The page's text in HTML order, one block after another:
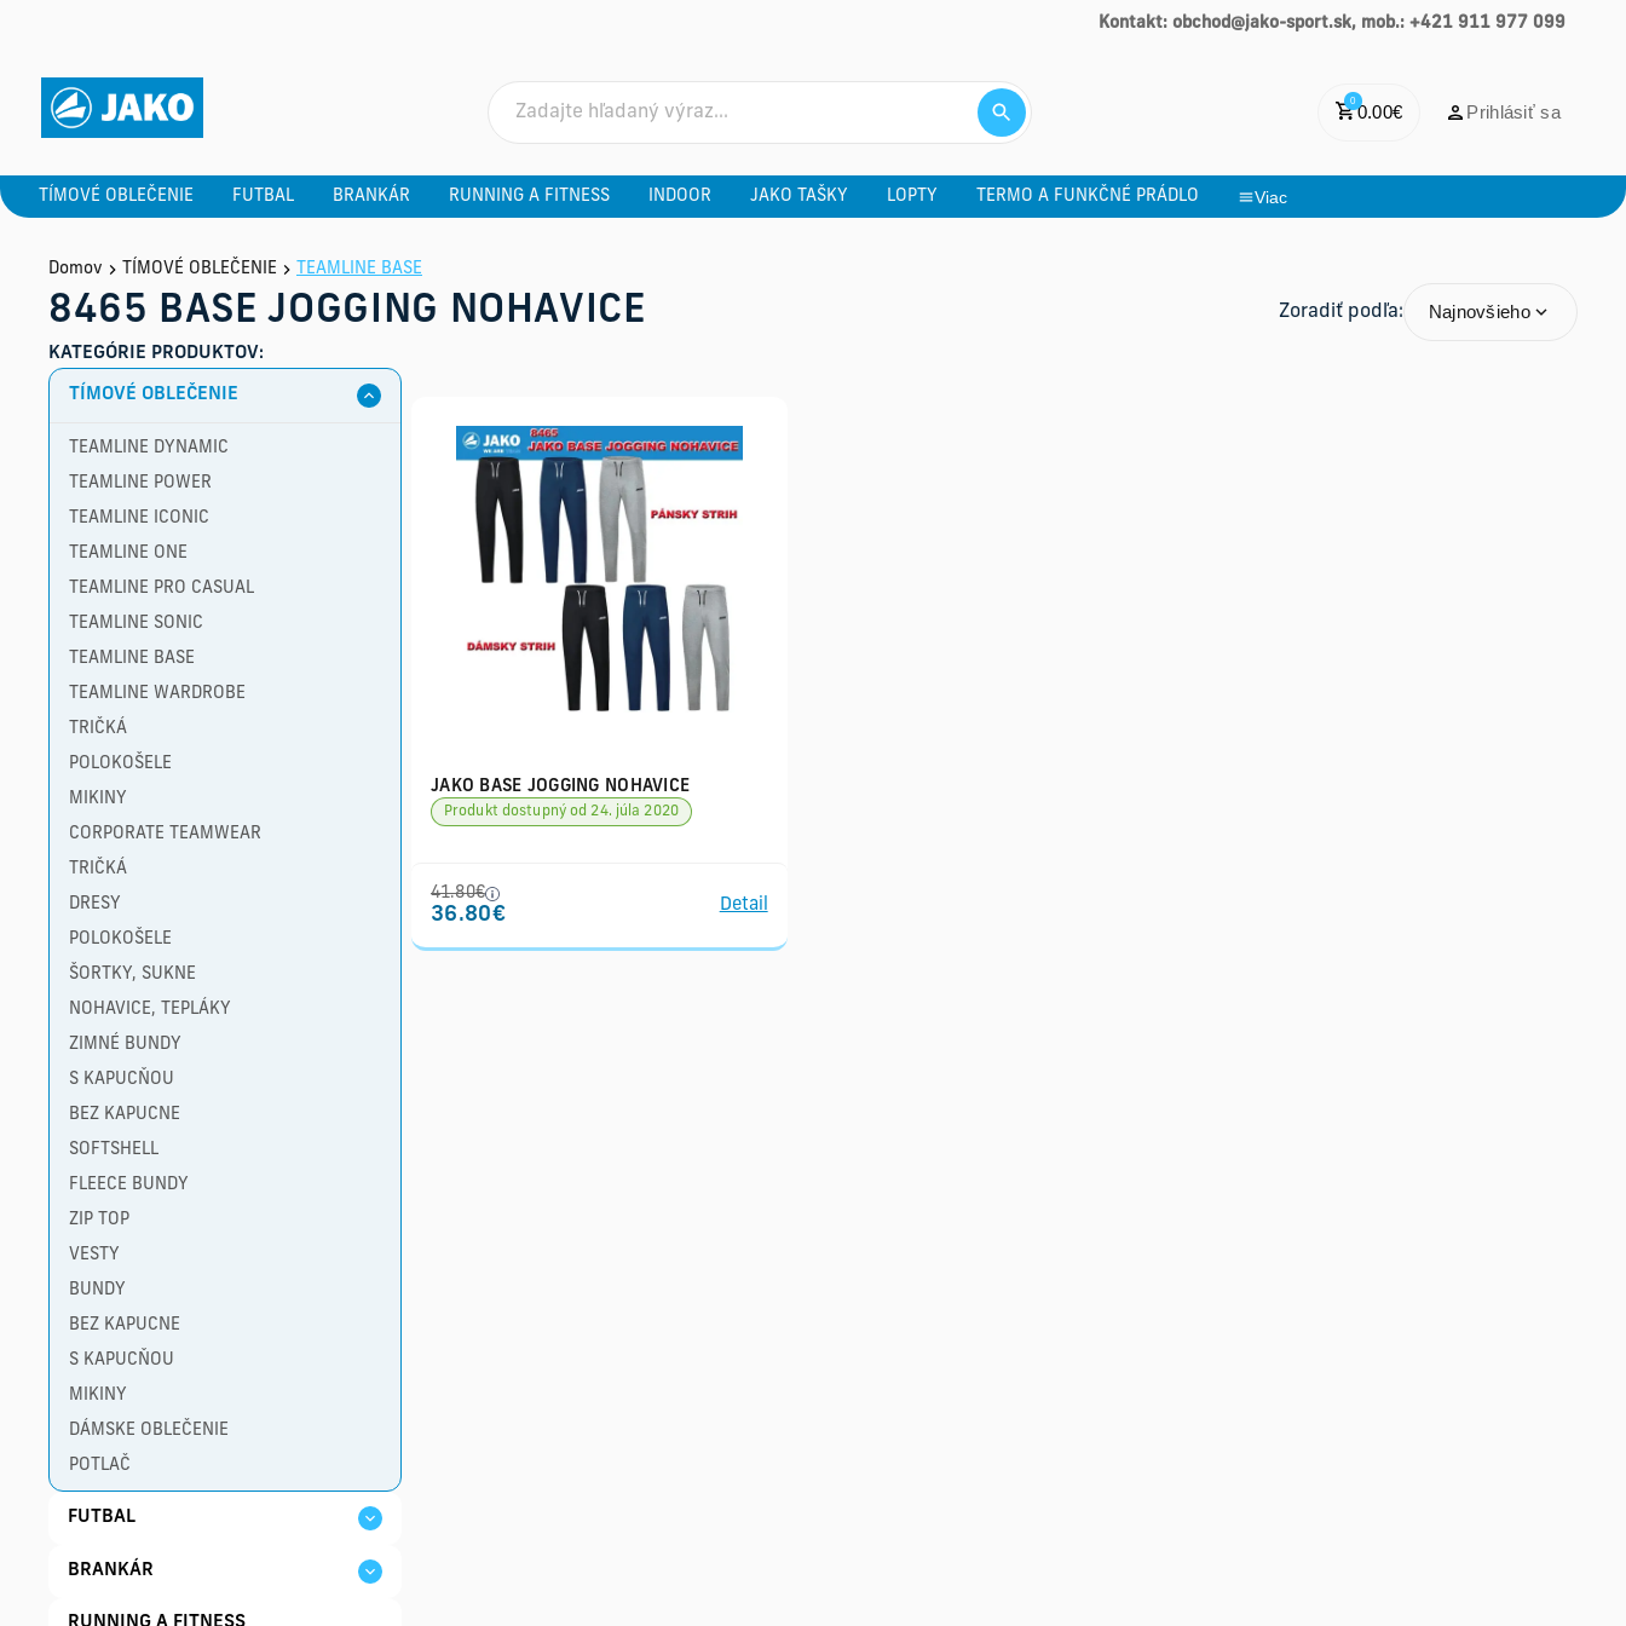
Kontakt: obchod@jako-sport.sk, mob.: +421 911 977 099
0
0.00€ Prihlásiť sa
TÍMOVÉ OBLEČENIE FUTBAL BRANKÁR RUNNING A FITNESS INDOOR JAKO TAŠKY LOPTY TERMO A FUNKČNÉ PRÁDLO Viac
Domov TÍMOVÉ OBLEČENIE TEAMLINE BASE
8465 BASE JOGGING NOHAVICE Zoradiť podľa: Najnovšieho
KATEGÓRIE PRODUKTOV:
TÍMOVÉ OBLEČENIE
TEAMLINE DYNAMIC
TEAMLINE POWER
TEAMLINE ICONIC
TEAMLINE ONE
TEAMLINE PRO CASUAL
TEAMLINE SONIC
TEAMLINE BASE
TEAMLINE WARDROBE
TRIČKÁ
POLOKOŠELE
MIKINY
CORPORATE TEAMWEAR
TRIČKÁ
DRESY
POLOKOŠELE
ŠORTKY, SUKNE
NOHAVICE, TEPLÁKY
ZIMNÉ BUNDY
S KAPUCŇOU
BEZ KAPUCNE
SOFTSHELL
FLEECE BUNDY
ZIP TOP
VESTY
BUNDY
BEZ KAPUCNE
S KAPUCŇOU
MIKINY
DÁMSKE OBLEČENIE
POTLAČ
FUTBAL
BRANKÁR
JAKO BASE JOGGING NOHAVICE
Produkt dostupný od 24. júla 2020
41.80€
36.80€ Detail